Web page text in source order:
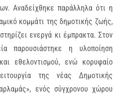
Αναδείχθηκε παράλληλα ότι η
κομμάτι της δημοτικής ζωής,
ενεργά κι έμπρακτα. Στον
παρουσιάστηκε η υλοποίηση
εθελοντισμού, ενώ κορυφαίο
της νέας Δημοτικής
ενός σύγχρονου χώρου